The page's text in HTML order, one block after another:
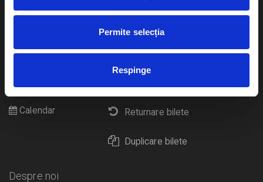
Permite selecția
Respinge
eBilet printat acasa
Returnare bilete
Duplicare bilete
Pentru copii
Diverse
Calendar
Despre noi